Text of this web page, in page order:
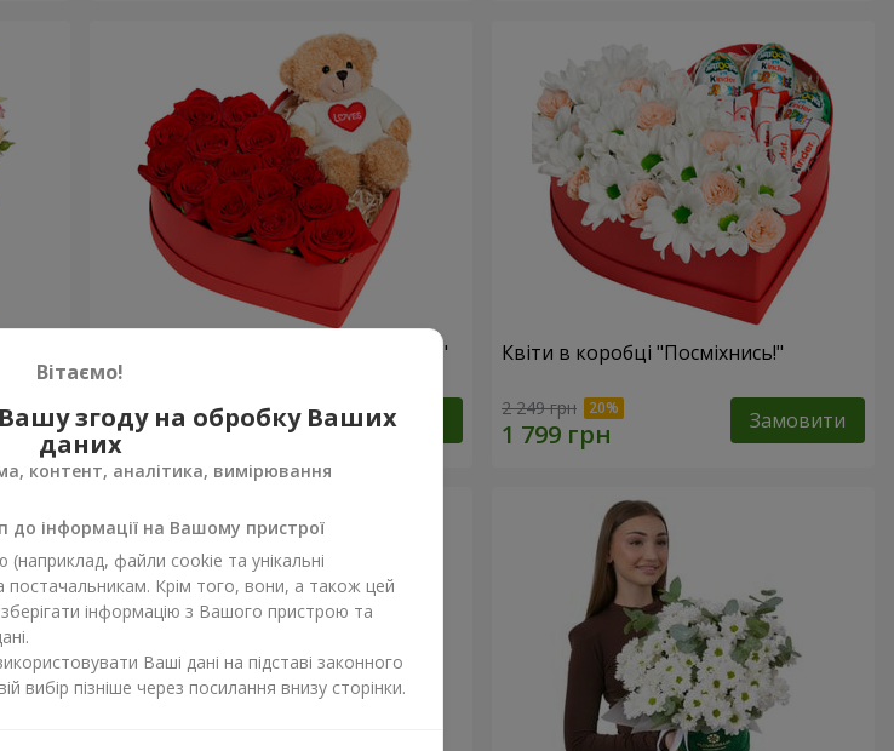
Композиція "Зворушливий презент"
2 510 грн Замовити
Квіти в коробці "Посміхнись!"
2 249 грн Замовити
Вітаємо!
згоду на обробку Ваших
даних
контент, аналітика, вимірювання
до інформації на Вашому пристрої
файли cookie та унікальні
постачальникам. Крім того, вони, а також цей
інформацію з Вашого пристрою та
Ваші дані на підставі законного
вибір пізніше через посилання внизу сторінки.